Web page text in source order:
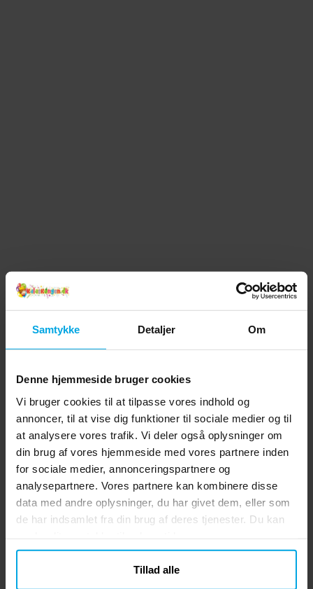
Samtykke Detaljer Om
Denne hjemmeside bruger cookies
Vi bruger cookies til at tilpasse vores indhold og
annoncer, til at vise dig funktioner til sociale medier og til
at analysere vores trafik. Vi deler også oplysninger om
din brug af vores hjemmeside med vores partnere inden
for sociale medier, annonceringspartnere og
analysepartnere. Vores partnere kan kombinere disse
data med andre oplysninger, du har givet dem, eller som
de har indsamlet fra din brug af deres tjenester. Du kan
Tillad alle